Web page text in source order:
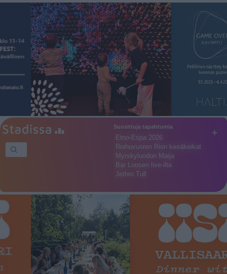
+
Suosittuja tapahtumia
Etno-Espa 2026
Roihuvuoren Rion kesäkeikat
Myrskyluodon Maija
Bar Loosen live-ilta
Jethro Tull